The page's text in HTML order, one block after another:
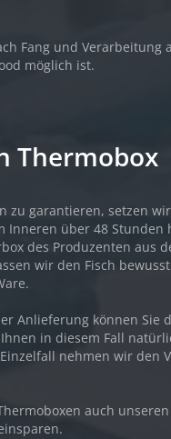
Fang und Verarbeitung
möglich ist.
Thermobox
zu garantieren, setzen
Inneren über 48 Stunden
des Produzenten aus
wir den Fisch
Anlieferung können Sie
in diesem Fall
nehmen wir den
auch unseren